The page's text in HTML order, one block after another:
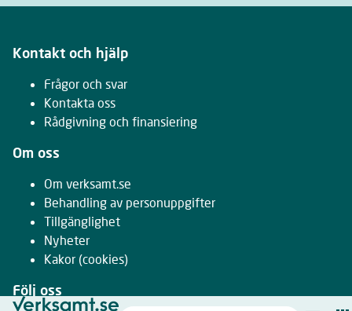
Kontakt och hjälp
Frågor och svar
Kontakta oss
Rådgivning och finansiering
Om oss
Om verksamt.se
Behandling av personuppgifter
Tillgänglighet
Nyheter
Kakor (cookies)
Följ oss